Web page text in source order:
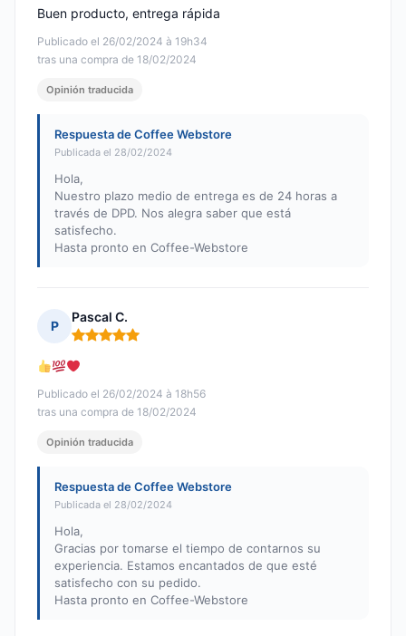
Publicado el 26/02/2024 à 19h34
tras una compra de 18/02/2024
Buen producto, entrega rápida
Opinión traducida
Respuesta de Coffee Webstore
Publicada el 28/02/2024
Hola,
Nuestro plazo medio de entrega es de 24 horas a
través de DPD. Nos alegra saber que está
satisfecho.
Hasta pronto en Coffee-Webstore
P
Pascal C.
Nota: 5 de 5
Publicado el 26/02/2024 à 18h56
tras una compra de 18/02/2024
Opinión traducida
Respuesta de Coffee Webstore
Publicada el 28/02/2024
Hola,
Gracias por tomarse el tiempo de contarnos su
experiencia. Estamos encantados de que esté
satisfecho con su pedido.
Hasta pronto en Coffee-Webstore